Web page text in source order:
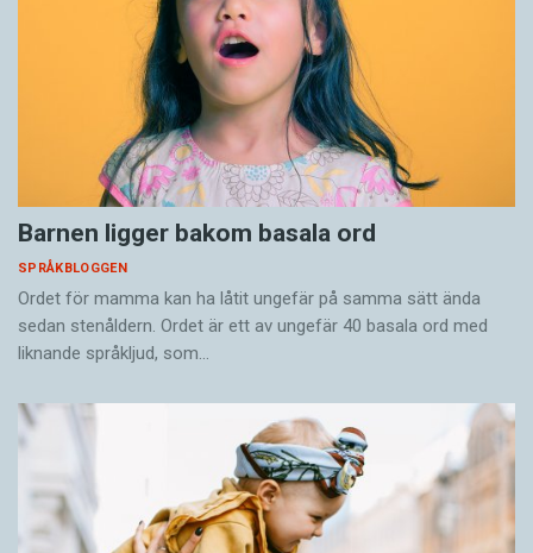
Barnen ligger bakom basala ord
SPRÅKBLOGGEN
Ordet för mamma kan ha låtit ungefär på samma sätt ända
sedan stenåldern. Ordet är ett av ungefär 40 basala ord med
liknande språkljud, som…